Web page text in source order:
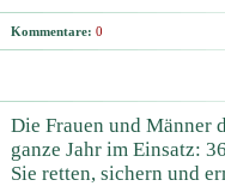
Kommentare: 0
Die Frauen und Männer
ganze Jahr im Einsatz:
Sie retten, sichern und